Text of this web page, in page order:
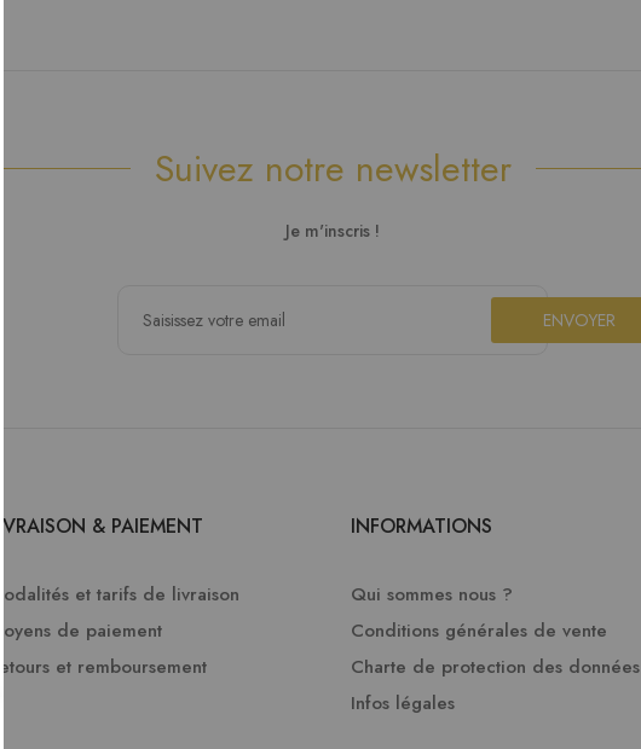
Suivez notre newsletter
Je m'inscris !
ENVOYER
LIVRAISON & PAIEMENT
Modalités et tarifs de livraison
Moyens de paiement
Retours et remboursement
INFORMATIONS
Qui sommes nous ?
Conditions générales de vente
Charte de protection des données
Infos légales